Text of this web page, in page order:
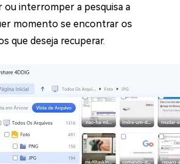
ou interromper a pesquisa a
momento se encontrar os
que deseja recuperar.